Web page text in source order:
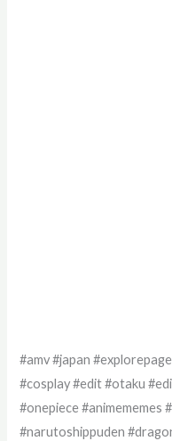
#amv #japan
#cosplay #edit #otaku
#onepiece
#narutoshippuden